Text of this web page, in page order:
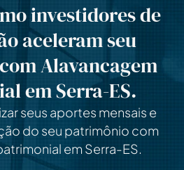
investidores de
aceleram seu
Alavancagem
em Serra-ES.
seus aportes mensais e
do seu patrimônio com
em Serra-ES.